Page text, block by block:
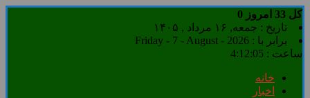
کل امروز 0
تاریخ : جمعه, ۱۶ مرداد , ۱۴۰۵
برابر با : Friday - 7 - August - 2026
ساعت : 4:12:06
خانه
اخبار